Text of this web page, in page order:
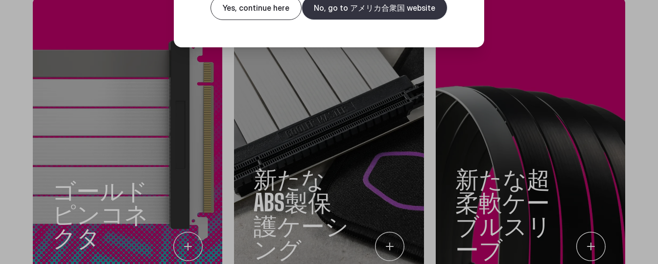
ゴールド
ピンコネ
クタ
新たな
ABS製保
護ケーシ
ング
新たな超
柔軟ケー
ブルスリ
ーブ
Yes, continue here No, go to アメリカ合衆国 website